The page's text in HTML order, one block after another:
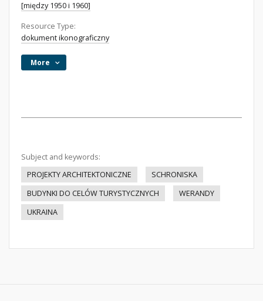
[między 1950 i 1960]
Resource Type:
dokument ikonograficzny
More
Subject and keywords:
PROJEKTY ARCHITEKTONICZNE
SCHRONISKA
BUDYNKI DO CELÓW TURYSTYCZNYCH
WERANDY
UKRAINA